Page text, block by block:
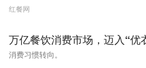
红餐网
万亿餐饮消费市场，迈入“优
消费习惯转向。